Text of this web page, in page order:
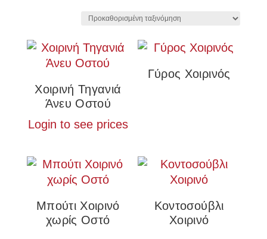
Χοιρινή Τηγανιά
Άνευ Οστού
Login to see prices
Γύρος Χοιρινός
Μπούτι Χοιρινό
χωρίς Οστό
Κοντοσούβλι
Χοιρινό